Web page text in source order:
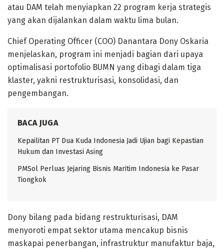
atau DAM telah menyiapkan 22 program kerja strategis
yang akan dijalankan dalam waktu lima bulan.
Chief Operating Officer (COO) Danantara Dony Oskaria
menjelaskan, program ini menjadi bagian dari upaya
optimalisasi portofolio BUMN yang dibagi dalam tiga
klaster, yakni restrukturisasi, konsolidasi, dan
pengembangan.
BACA JUGA
Kepailitan PT Dua Kuda Indonesia Jadi Ujian bagi Kepastian
Hukum dan Investasi Asing
PMSol Perluas Jejaring Bisnis Maritim Indonesia ke Pasar
Tiongkok
Dony bilang pada bidang restrukturisasi, DAM
menyoroti empat sektor utama mencakup bisnis
maskapai penerbangan, infrastruktur manufaktur baja,